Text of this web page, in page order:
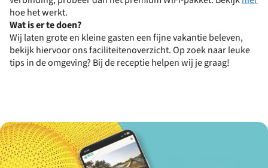
hoe het werkt.
Wat is er te doen?
Wij laten grote en kleine gasten een fijne vakantie beleven,
bekijk hiervoor ons faciliteitenoverzicht. Op zoek naar leuke
tips in de omgeving? Bij de receptie helpen wij je graag!